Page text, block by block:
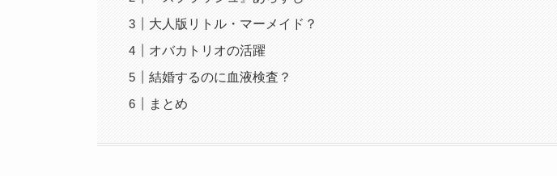
大人版リトル・マーメイド？
オバカトリオの活躍
結婚するのに血液検査？
まとめ